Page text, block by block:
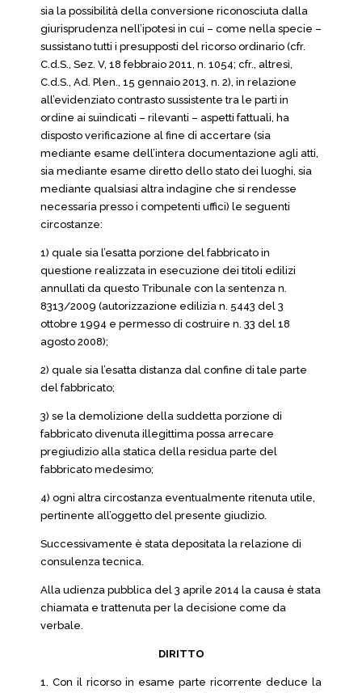
sia la possibilità della conversione riconosciuta dalla
giurisprudenza nell’ipotesi in cui – come nella specie –
sussistano tutti i presupposti del ricorso ordinario (cfr.
C.d.S., Sez. V, 18 febbraio 2011, n. 1054; cfr., altresì,
C.d.S., Ad. Plen., 15 gennaio 2013, n. 2), in relazione
all’evidenziato contrasto sussistente tra le parti in
ordine ai suindicati – rilevanti – aspetti fattuali, ha
disposto verificazione al fine di accertare (sia
mediante esame dell’intera documentazione agli atti,
sia mediante esame diretto dello stato dei luoghi, sia
mediante qualsiasi altra indagine che si rendesse
necessaria presso i competenti uffici) le seguenti
circostanze:
1) quale sia l’esatta porzione del fabbricato in
questione realizzata in esecuzione dei titoli edilizi
annullati da questo Tribunale con la sentenza n.
8313/2009 (autorizzazione edilizia n. 5443 del 3
ottobre 1994 e permesso di costruire n. 33 del 18
agosto 2008);
2) quale sia l’esatta distanza dal confine di tale parte
del fabbricato;
3) se la demolizione della suddetta porzione di
fabbricato divenuta illegittima possa arrecare
pregiudizio alla statica della residua parte del
fabbricato medesimo;
4) ogni altra circostanza eventualmente ritenuta utile,
pertinente all’oggetto del presente giudizio.
Successivamente è stata depositata la relazione di
consulenza tecnica.
Alla udienza pubblica del 3 aprile 2014 la causa è stata
chiamata e trattenuta per la decisione come da
verbale.
DIRITTO
1. Con il ricorso in esame parte ricorrente deduce la